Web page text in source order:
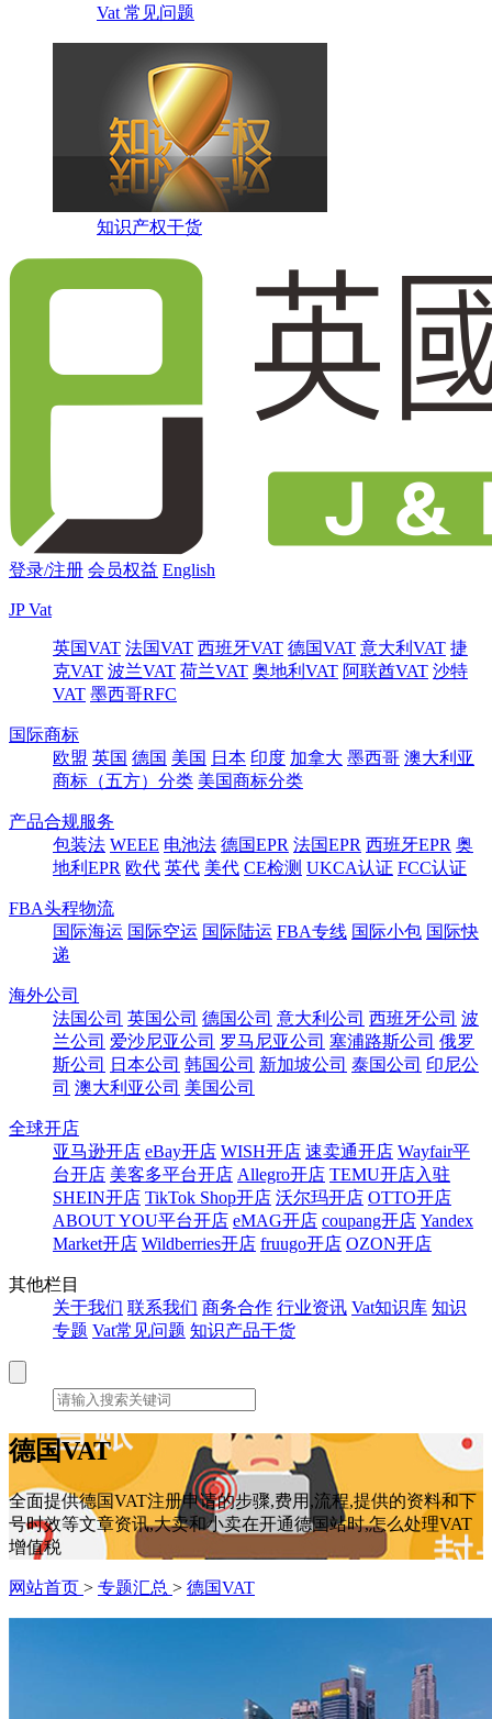
Vat 常见问题
知识产权干货
登录/注册 会员权益 English
JP Vat
英国VAT 法国VAT 西班牙VAT 德国VAT 意大利VAT 捷
克VAT 波兰VAT 荷兰VAT 奥地利VAT 阿联酋VAT 沙特
VAT 墨西哥RFC
国际商标
欧盟 英国 德国 美国 日本 印度 加拿大 墨西哥 澳大利亚
商标（五方）分类 美国商标分类
产品合规服务
包装法 WEEE 电池法 德国EPR 法国EPR 西班牙EPR 奥
地利EPR 欧代 英代 美代 CE检测 UKCA认证 FCC认证
FBA头程物流
国际海运 国际空运 国际陆运 FBA专线 国际小包 国际快
递
海外公司
法国公司 英国公司 德国公司 意大利公司 西班牙公司 波
兰公司 爱沙尼亚公司 罗马尼亚公司 塞浦路斯公司 俄罗
斯公司
日本公司 韩国公司 新加坡公司 泰国公司 印尼公
司 澳大利亚公司 美国公司
全球开店
亚马逊开店 eBay开店 WISH开店 速卖通开店 Wayfair平
台开店 美客多平台开店 Allegro开店 TEMU开店入驻
SHEIN开店 TikTok Shop开店 沃尔玛开店 OTTO开店
ABOUT YOU平台开店 eMAG开店 coupang开店 Yandex
Market开店 Wildberries开店 fruugo开店 OZON开店
其他栏目
关于我们 联系我们 商务合作 行业资讯 Vat知识库 知识
专题 Vat常见问题 知识产品干货
德国VAT
全面提供德国VAT注册申请的步骤,费用,流程,提供的资料和下
号时效等文章资讯,大卖和小卖在开通德国站时,怎么处理VAT
增值税
网站首页 > 专题汇总 > 德国VAT